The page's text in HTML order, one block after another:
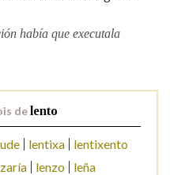
había que executala
delento
lentixa
lentixento
lenzo leña